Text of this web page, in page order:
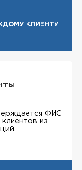
КЛИЕНТУ
ФИС
из